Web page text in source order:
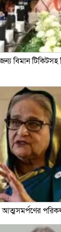
জন্য বিমান
আত্মসমর্পণের